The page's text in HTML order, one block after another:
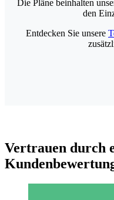
Die Pläne beinhalten
den
Entdecken Sie unsere
Vertrauen durch